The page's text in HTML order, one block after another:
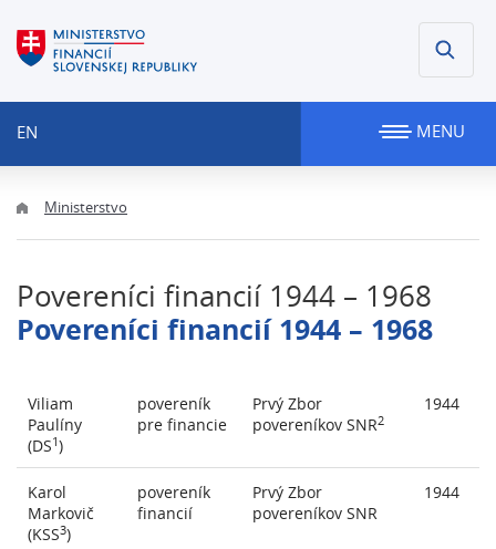
EN MENU
Ministerstvo
Povereníci financií 1944 – 1968
Povereníci financií 1944 – 1968
Viliam
Paulíny
(DS1)
povereník
pre financie
Prvý Zbor
povereníkov SNR2
1944
Karol
Markovič
(KSS3)
povereník
financií
Prvý Zbor
povereníkov SNR
1944